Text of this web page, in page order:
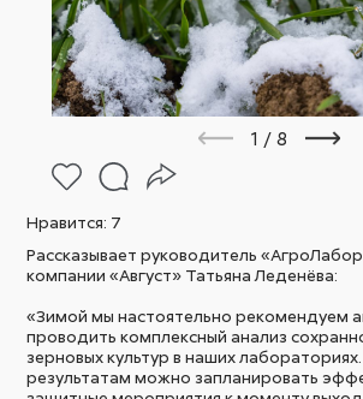
1 / 8
Нравится: 7
Рассказывает руководитель
компании «Август» Татьяна Леденёва:
«Зимой мы настоятельно рекомендуем
проводить комплексный анализ
зерновых культур в наших
результатам можно запланировать